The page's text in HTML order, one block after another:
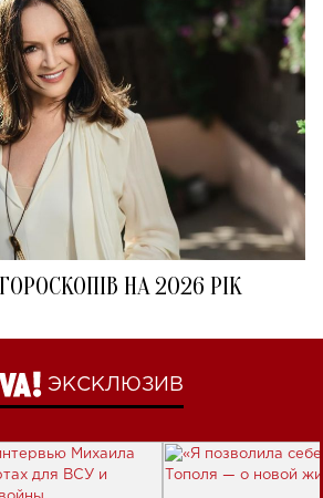
НА 2026 РІК
ЭКСКЛЮЗИВ